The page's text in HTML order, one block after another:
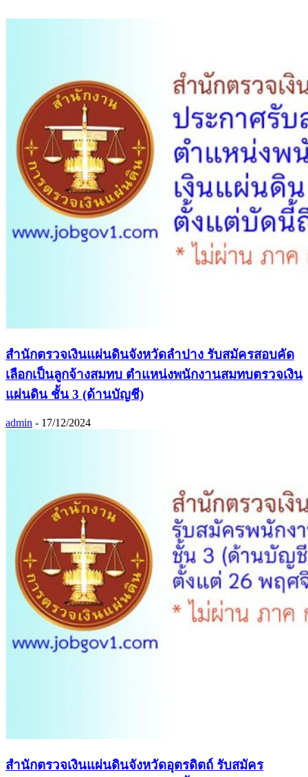
สำนักตรวจเงินแผ่นดินจังหวัดลำปาง รับสมัครสอบคัด
เลือกเป็นลูกจ้างสมทบ ตำแหน่งพนักงานสมทบตรวจเงิน
แผ่นดิน ชั้น 3 (ด้านบัญชี)
admin - 17/12/2024
สำนักตรวจเงินแผ่นดินจังหวัดอุตรดิตถ์ รับสมัคร